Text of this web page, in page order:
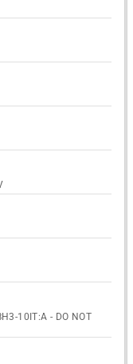
10IT:A - DO NOT